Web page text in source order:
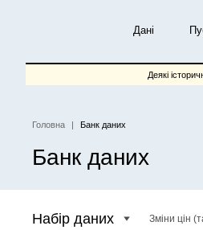
Дані
Деякі
Рядок
навіґації
Головна Банк даних
Банк даних
Набір даних Зміни цін